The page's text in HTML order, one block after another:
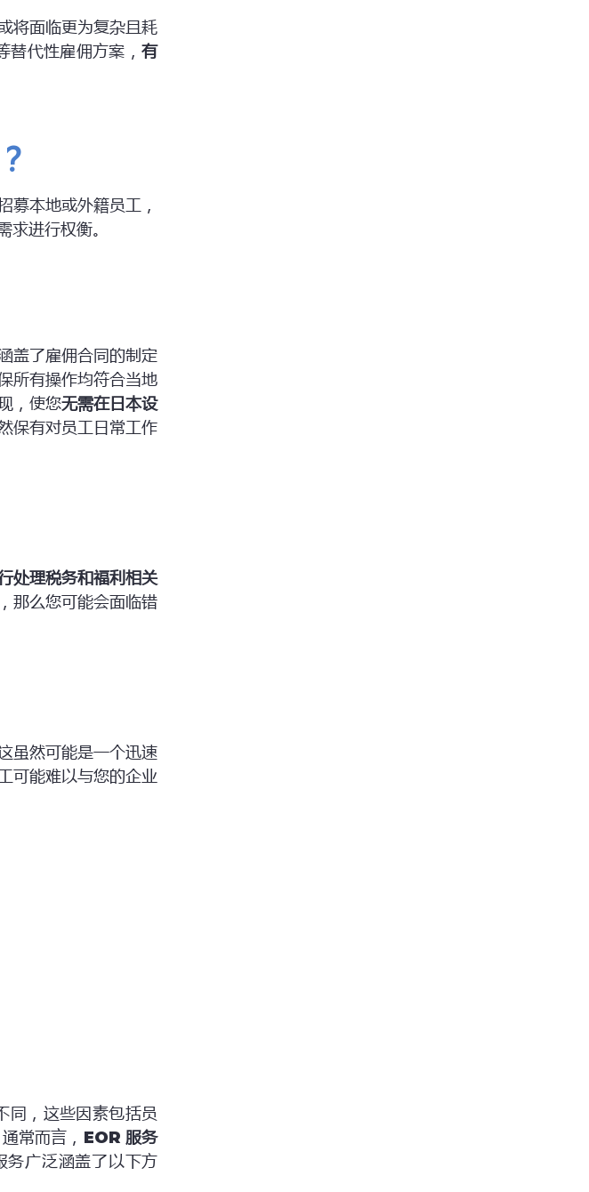
将面临更为复杂且耗
替代性雇佣方案，有
募本地或外籍员工，
进行权衡。
盖了雇佣合同的制定
所有操作均符合当地
，使您无需在日本设
保有对员工日常工作
处理税务和福利相关
那么您可能会面临错
虽然可能是一个迅速
可能难以与您的企业
同，这些因素包括员
常而言， EOR 服务
务广泛涵盖了以下方